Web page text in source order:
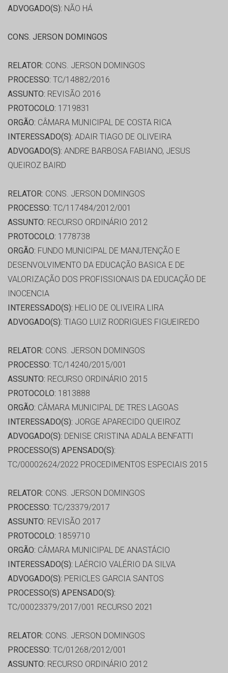
ADVOGADO(S): NÃO HÁ
CONS. JERSON DOMINGOS
RELATOR: CONS. JERSON DOMINGOS
PROCESSO: TC/14882/2016
ASSUNTO: REVISÃO 2016
PROTOCOLO: 1719831
ORGÃO: CÂMARA MUNICIPAL DE COSTA RICA
INTERESSADO(S): ADAIR TIAGO DE OLIVEIRA
ADVOGADO(S): ANDRE BARBOSA FABIANO, JESUS
QUEIROZ BAIRD
RELATOR: CONS. JERSON DOMINGOS
PROCESSO: TC/117484/2012/001
ASSUNTO: RECURSO ORDINÁRIO 2012
PROTOCOLO: 1778738
ORGÃO: FUNDO MUNICIPAL DE MANUTENÇÃO E
DESENVOLVIMENTO DA EDUCAÇÃO BASICA E DE
VALORIZAÇÃO DOS PROFISSIONAIS DA EDUCAÇÃO DE
INOCENCIA
INTERESSADO(S): HELIO DE OLIVEIRA LIRA
ADVOGADO(S): TIAGO LUIZ RODRIGUES FIGUEIREDO
RELATOR: CONS. JERSON DOMINGOS
PROCESSO: TC/14240/2015/001
ASSUNTO: RECURSO ORDINÁRIO 2015
PROTOCOLO: 1813888
ORGÃO: CÂMARA MUNICIPAL DE TRES LAGOAS
INTERESSADO(S): JORGE APARECIDO QUEIROZ
ADVOGADO(S): DENISE CRISTINA ADALA BENFATTI
PROCESSO(S) APENSADO(S):
TC/00002624/2022 PROCEDIMENTOS ESPECIAIS 2015
RELATOR: CONS. JERSON DOMINGOS
PROCESSO: TC/23379/2017
ASSUNTO: REVISÃO 2017
PROTOCOLO: 1859710
ORGÃO: CÂMARA MUNICIPAL DE ANASTÁCIO
INTERESSADO(S): LAÉRCIO VALÉRIO DA SILVA
ADVOGADO(S): PERICLES GARCIA SANTOS
PROCESSO(S) APENSADO(S):
TC/00023379/2017/001 RECURSO 2021
RELATOR: CONS. JERSON DOMINGOS
PROCESSO: TC/01268/2012/001
ASSUNTO: RECURSO ORDINÁRIO 2012